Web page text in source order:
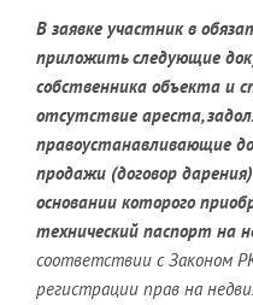
В заявке участник в
приложить следующие
собственника объекта и
отсутствие ареста,
правоустанавливающие
продажи (договор
основании которого
технический паспорт на
соответствии с Законом
регистрации прав на